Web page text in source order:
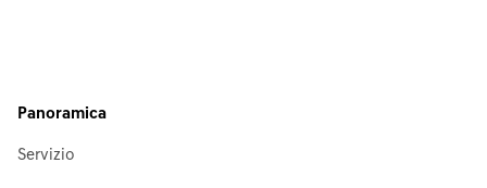
Panoramica
Servizio